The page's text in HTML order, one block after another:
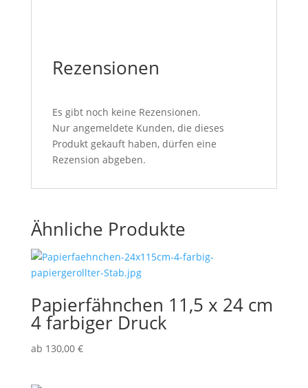
Rezensionen
Es gibt noch keine Rezensionen.
Nur angemeldete Kunden, die dieses
Produkt gekauft haben, dürfen eine
Rezension abgeben.
Ähnliche Produkte
Papierfähnchen 11,5 x 24 cm
4 farbiger Druck
ab 130,00 €